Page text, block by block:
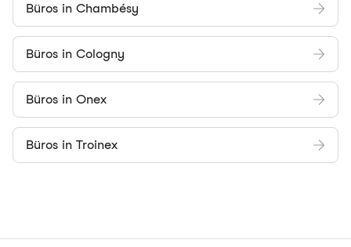
Büros in Chambésy
Büros in Cologny
Büros in Onex
Büros in Troinex